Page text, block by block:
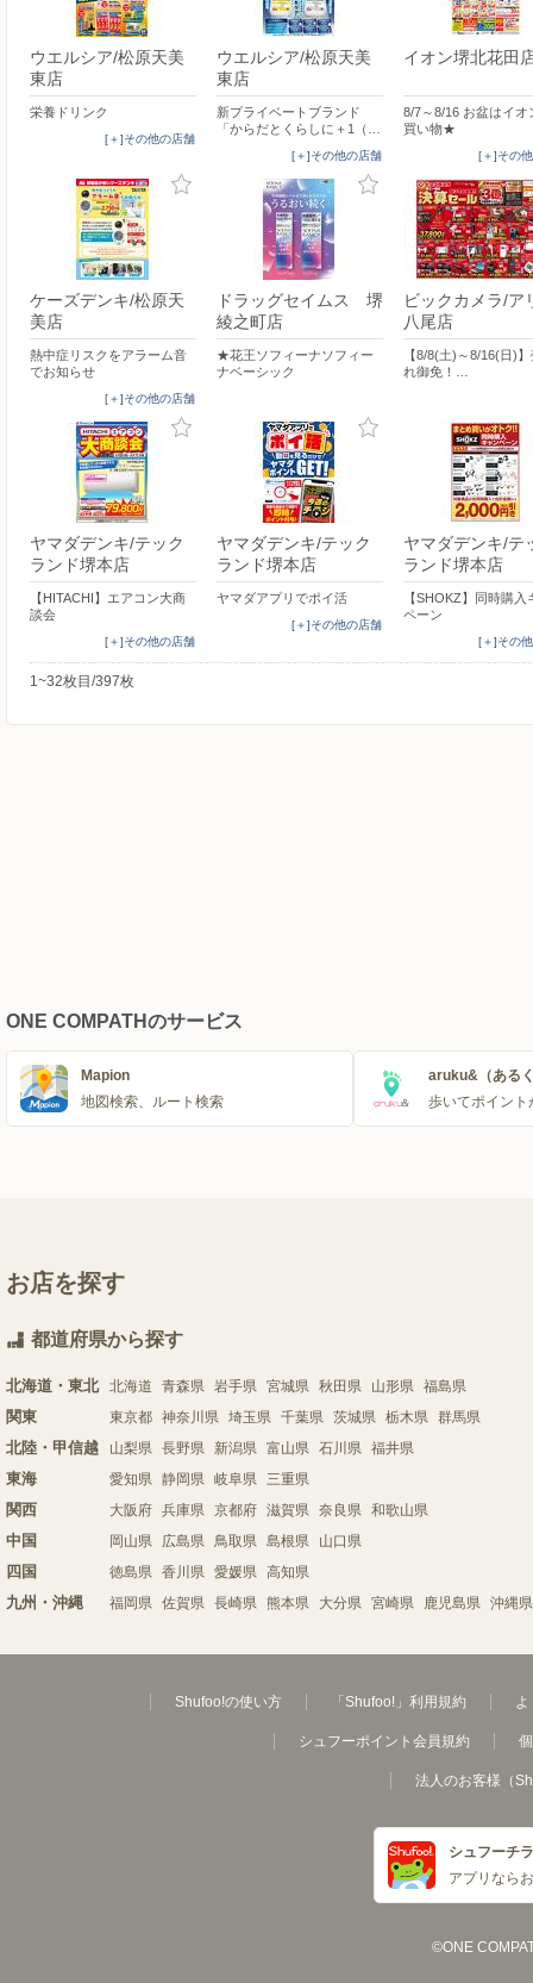
ウエルシア/松原天美
東店
栄養ドリンク
[＋]その他の店舗
ウエルシア/松原天美
東店
新プライベートブランド
「からだとくらしに＋1（…
[＋]その他の店舗
イオン堺北花田
8/7～8/16 お盆はイオ
買い物★
[＋]その
ケーズデンキ/松原天
美店
熱中症リスクをアラーム音
でお知らせ
[＋]その他の店舗
ドラッグセイムス 堺
綾之町店
★花王ソフィーナソフィー
ナベーシック
ビックカメラ/ア
八尾店
【8/8(土)～8/16(日)
れ御免！…
ヤマダデンキ/テック
ランド堺本店
【HITACHI】エアコン大商
談会
[＋]その他の店舗
ヤマダデンキ/テック
ランド堺本店
ヤマダアプリでポイ活
[＋]その他の店舗
ヤマダデンキ/テ
ランド堺本店
【SHOKZ】同時購入
ペーン
[＋]その
1~32枚目/397枚
ONE COMPATHのサービス
Mapion
地図検索、ルート検索
aruku&（ある
歩いてポイント
お店を探す
都道府県から探す
北海道・東北 北海道 青森県 岩手県 宮城県 秋田県 山形県 福島県
関東 東京都 神奈川県 埼玉県 千葉県 茨城県 栃木県 群馬県
北陸・甲信越 山梨県 長野県 新潟県 富山県 石川県 福井県
東海 愛知県 静岡県 岐阜県 三重県
関西 大阪府 兵庫県 京都府 滋賀県 奈良県 和歌山県
中国 岡山県 広島県 鳥取県 島根県 山口県
四国 徳島県 香川県 愛媛県 高知県
九州・沖縄 福岡県 佐賀県 長崎県 熊本県 大分県 宮崎県 鹿児島県 沖縄県
Shufoo!の使い方 「Shufoo!」利用規約 よ
シュフーポイント会員規約
法人のお客様（
シュフーチ
アプリなら
©ONE